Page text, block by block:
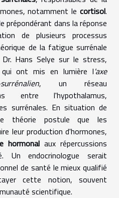
notamment le cortisol.
prépondérant dans la réponse
de plusieurs processus
de la fatigue surrénale
Hans Selye sur le stress,
ont mis en lumière l'axe
, un réseau
entre l'hypothalamus,
surrénales. En situation de
théorie postule que les
leur production d'hormones,
hormonalaux répercussions
endocrinologue serait
de santé le mieux qualifié
cette notion, souvent
scientifique.